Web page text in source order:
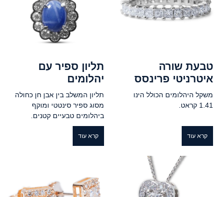
טבעת שורה
איטרניטי פרינסס
משקל היהלומים הכולל הינו
1.41 קראט.
קרא עוד
תליון ספיר עם
יהלומים
תליון המשלב בין אבן חן כחולה
מסוג ספיר סינטטי ומוקף
ביהלומים טבעיים קטנים.
קרא עוד